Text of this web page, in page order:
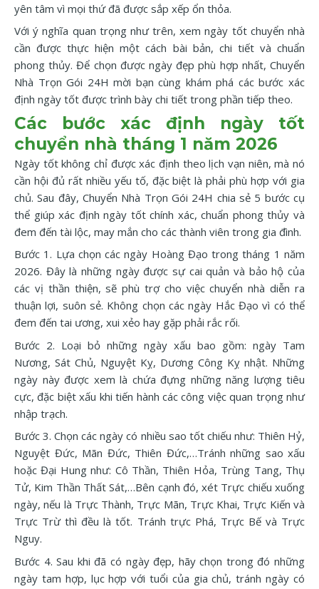
yên tâm vì mọi thứ đã được sắp xếp ổn thỏa.
Với ý nghĩa quan trọng như trên, xem ngày tốt chuyển nhà
cần được thực hiện một cách bài bản, chi tiết và chuẩn
phong thủy. Để chọn được ngày đẹp phù hợp nhất, Chuyển
Nhà Trọn Gói 24H mời bạn cùng khám phá các bước xác
định ngày tốt được trình bày chi tiết trong phần tiếp theo.
Các bước xác định ngày tốt
chuyển nhà tháng 1 năm 2026
Ngày tốt không chỉ được xác định theo lịch vạn niên, mà nó
cần hội đủ rất nhiều yếu tố, đặc biệt là phải phù hợp với gia
chủ. Sau đây, Chuyển Nhà Trọn Gói 24H chia sẻ 5 bước cụ
thể giúp xác định ngày tốt chính xác, chuẩn phong thủy và
đem đến tài lộc, may mắn cho các thành viên trong gia đình.
Bước 1. Lựa chọn các ngày Hoàng Đạo trong tháng 1 năm
2026. Đây là những ngày được sự cai quản và bảo hộ của
các vị thần thiện, sẽ phù trợ cho việc chuyển nhà diễn ra
thuận lợi, suôn sẻ. Không chọn các ngày Hắc Đạo vì có thể
đem đến tai ương, xui xẻo hay gặp phải rắc rối.
Bước 2. Loại bỏ những ngày xấu bao gồm: ngày Tam
Nương, Sát Chủ, Nguyệt Kỵ, Dương Công Kỵ nhật. Những
ngày này được xem là chứa đựng những năng lượng tiêu
cực, đặc biệt xấu khi tiến hành các công việc quan trọng như
nhập trạch.
Bước 3. Chọn các ngày có nhiều sao tốt chiếu như: Thiên Hỷ,
Nguyệt Đức, Mãn Đức, Thiên Đức,…Tránh những sao xấu
hoặc Đại Hung như: Cô Thần, Thiên Hỏa, Trùng Tang, Thụ
Tử, Kim Thần Thất Sát,…Bên cạnh đó, xét Trực chiếu xuống
ngày, nếu là Trực Thành, Trực Mãn, Trực Khai, Trực Kiến và
Trực Trừ thì đều là tốt. Tránh trực Phá, Trực Bế và Trực
Nguy.
Bước 4. Sau khi đã có ngày đẹp, hãy chọn trong đó những
ngày tam hợp, lục hợp với tuổi của gia chủ, tránh ngày có